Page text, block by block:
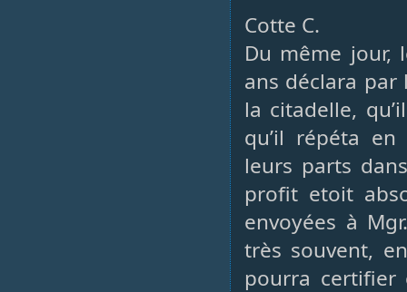
Cotte C.
Du même jour,
ans déclara par
la citadelle,
qu’il répéta
leurs parts
profit etoit
envoyées à
très souvent,
pourra